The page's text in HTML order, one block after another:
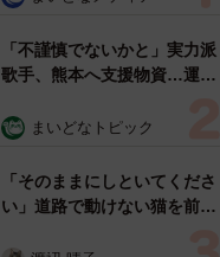
「不謹慎でないかと」実力派
歌手、熊本へ支援物資…運搬
めらい 「痛いほど伝わる」
まいどなトピック
「そのままにしといてくださ
い」道路で動けない猫を前に